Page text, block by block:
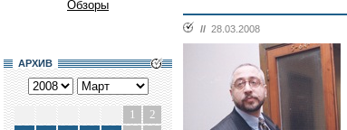
Обзоры
АРХИВ
1
2
// 28.03.2008